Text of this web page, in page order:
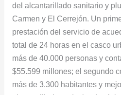
del alcantarillado sanitario y
Carmen y El Cerrejón. Un
prestación del servicio de
total de 24 horas en el casco
más de 40.000 personas y
$55.599 millones; el segundo
más de 3.300 habitantes y